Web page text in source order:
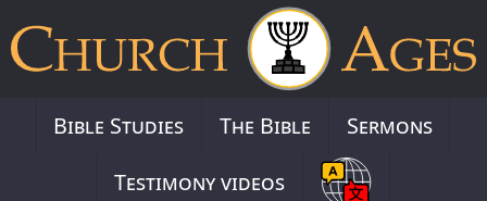
Bible Studies The Bible
Sermons
Testimony videos